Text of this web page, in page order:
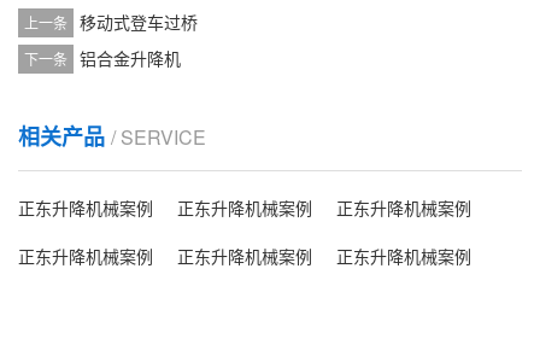
上一条 移动式登车过桥
下一条 铝合金升降机
相关产品 / SERVICE
正东升降机械案例 正东升降机械案例
正东升降机械案例
正东升降机械案例
正东升降机械案例 正东升降机械案例